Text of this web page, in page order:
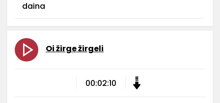
daina
Oi žirge žirgeli
00:02:10